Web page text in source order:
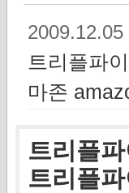
2009.12.05
트리플파
마존
트리플
트리플